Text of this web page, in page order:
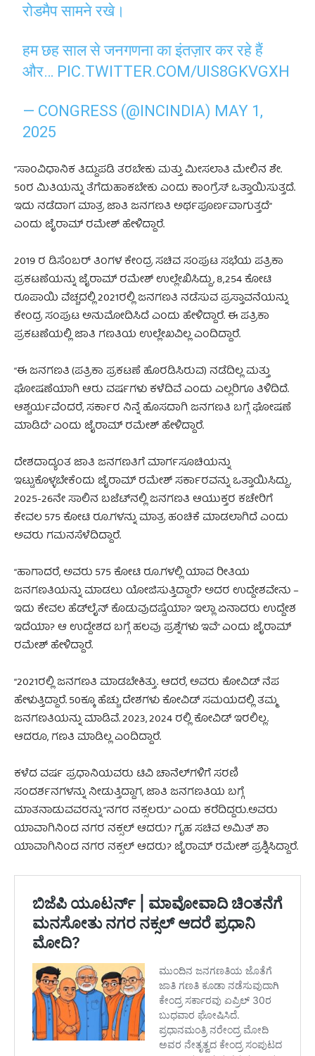
रोडमैप सामने रखे।
हम छह साल से जनगणना का इंतज़ार कर रहे हैं
और… PIC.TWITTER.COM/UIS8GKVGXH
— CONGRESS (@INCINDIA) MAY 1,
2025
“ಸಾಂವಿಧಾನಿಕ ತಿದ್ದುಪಡಿ ತರಬೇಕು ಮತ್ತು ಮೀಸಲಾತಿ ಮೇಲಿನ ಶೇ.
50ರ ಮಿತಿಯನ್ನು ತೆಗೆದುಹಾಕಬೇಕು ಎಂದು ಕಾಂಗ್ರೆಸ್ ಒತ್ತಾಯಿಸುತ್ತದೆ.
ಇದು ನಡೆದಾಗ ಮಾತ್ರ ಜಾತಿ ಜನಗಣತಿ ಅರ್ಥಪೂರ್ಣವಾಗುತ್ತದೆ”
ಎಂದು ಜೈರಾಮ್ ರಮೇಶ್ ಹೇಳಿದ್ದಾರೆ.
2019 ರ ಡಿಸೆಂಬರ್ ತಿಂಗಳ ಕೇಂದ್ರ ಸಚಿವ ಸಂಪುಟ ಸಭೆಯ ಪತ್ರಿಕಾ
ಪ್ರಕಟಣೆಯನ್ನು ಜೈರಾಮ್ ರಮೇಶ್ ಉಲ್ಲೇಖಿಸಿದ್ದು, 8,254 ಕೋಟಿ
ರೂಪಾಯಿ ವೆಚ್ಚದಲ್ಲಿ 2021ರಲ್ಲಿ ಜನಗಣತಿ ನಡೆಸುವ ಪ್ರಸ್ತಾವನೆಯನ್ನು
ಕೇಂದ್ರ ಸಂಪುಟ ಅನುಮೋದಿಸಿದೆ ಎಂದು ಹೇಳಿದ್ದಾರೆ. ಈ ಪತ್ರಿಕಾ
ಪ್ರಕಟಣೆಯಲ್ಲಿ ಜಾತಿ ಗಣತಿಯ ಉಲ್ಲೇಖವಿಲ್ಲ ಎಂದಿದ್ದಾರೆ.
“ಈ ಜನಗಣತಿ (ಪತ್ರಿಕಾ ಪ್ರಕಟಣೆ ಹೊರಡಿಸಿರುವ) ನಡೆದಿಲ್ಲ ಮತ್ತು
ಘೋಷಣೆಯಾಗಿ ಆರು ವರ್ಷಗಳು ಕಳೆದಿವೆ ಎಂದು ಎಲ್ಲರಿಗೂ ತಿಳಿದಿದೆ.
ಆಶ್ಚರ್ಯವೆಂದರೆ, ಸರ್ಕಾರ ನಿನ್ನೆ ಹೊಸದಾಗಿ ಜನಗಣತಿ ಬಗ್ಗೆ ಘೋಷಣೆ
ಮಾಡಿದೆ” ಎಂದು ಜೈರಾಮ್ ರಮೇಶ್ ಹೇಳಿದ್ದಾರೆ.
ದೇಶದಾದ್ಯಂತ ಜಾತಿ ಜನಗಣತಿಗೆ ಮಾರ್ಗಸೂಚಿಯನ್ನು
ಇಟ್ಟುಕೊಳ್ಳಬೇಕೆಂದು ಜೈರಾಮ್ ರಮೇಶ್ ಸರ್ಕಾರವನ್ನು ಒತ್ತಾಯಿಸಿದ್ದು,
2025-26ನೇ ಸಾಲಿನ ಬಜೆಟ್‌ನಲ್ಲಿ ಜನಗಣತಿ ಆಯುಕ್ತರ ಕಚೇರಿಗೆ
ಕೇವಲ 575 ಕೋಟಿ ರೂ.ಗಳನ್ನು ಮಾತ್ರ ಹಂಚಿಕೆ ಮಾಡಲಾಗಿದೆ ಎಂದು
ಅವರು ಗಮನಸೆಳೆದಿದ್ದಾರೆ.
“ಹಾಗಾದರೆ, ಅವರು 575 ಕೋಟಿ ರೂ.ಗಳಲ್ಲಿ ಯಾವ ರೀತಿಯ
ಜನಗಣತಿಯನ್ನು ಮಾಡಲು ಯೋಜಿಸುತ್ತಿದ್ದಾರೆ? ಅದರ ಉದ್ದೇಶವೇನು –
ಇದು ಕೇವಲ ಹೆಡ್‌ಲೈನ್ ಕೊಡುವುದಷ್ಟೆಯಾ? ಇಲ್ಲಾ ಏನಾದರು ಉದ್ದೇಶ
ಇದೆಯಾ? ಆ ಉದ್ದೇಶದ ಬಗ್ಗೆ ಹಲವು ಪ್ರಶ್ನೆಗಳು ಇವೆ” ಎಂದು ಜೈರಾಮ್
ರಮೇಶ್ ಹೇಳಿದ್ದಾರೆ.
“2021ರಲ್ಲಿ ಜನಗಣತಿ ಮಾಡಬೇಕಿತ್ತು. ಆದರೆ, ಅವರು ಕೋವಿಡ್ ನೆಪ
ಹೇಳುತ್ತಿದ್ದಾರೆ. 50ಕ್ಕೂ ಹೆಚ್ಚು ದೇಶಗಳು ಕೋವಿಡ್ ಸಮಯದಲ್ಲಿ ತಮ್ಮ
ಜನಗಣತಿಯನ್ನು ಮಾಡಿವೆ. 2023, 2024 ರಲ್ಲಿ ಕೋವಿಡ್ ಇರಲಿಲ್ಲ.
ಆದರೂ, ಗಣತಿ ಮಾಡಿಲ್ಲ ಎಂದಿದ್ದಾರೆ.
ಕಳೆದ ವರ್ಷ ಪ್ರಧಾನಿಯವರು ಟಿವಿ ಚಾನೆಲ್‌ಗಳಿಗೆ ಸರಣಿ
ಸಂದರ್ಶನಗಳನ್ನು ನೀಡುತ್ತಿದ್ದಾಗ, ಜಾತಿ ಜನಗಣತಿಯ ಬಗ್ಗೆ
ಮಾತನಾಡುವವರನ್ನು “ನಗರ ನಕ್ಸಲರು” ಎಂದು ಕರೆದಿದ್ದರು.ಅವರು
ಯಾವಾಗಿನಿಂದ ನಗರ ನಕ್ಸಲ್ ಆದರು? ಗೃಹ ಸಚಿವ ಅಮಿತ್ ಶಾ
ಯಾವಾಗಿನಿಂದ ನಗರ ನಕ್ಸಲ್ ಆದರು? ಜೈರಾಮ್ ರಮೇಶ್ ಪ್ರಶ್ನಿಸಿದ್ದಾರೆ.